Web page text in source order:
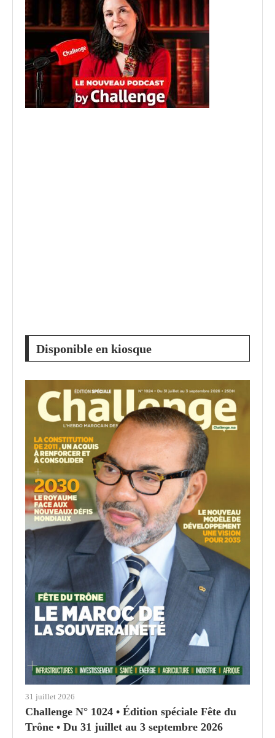
Disponible en kiosque
31 juillet 2026
Challenge N° 1024 • Édition spéciale Fête du
Trône • Du 31 juillet au 3 septembre 2026